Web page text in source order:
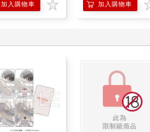
加入購物車 加入購物車